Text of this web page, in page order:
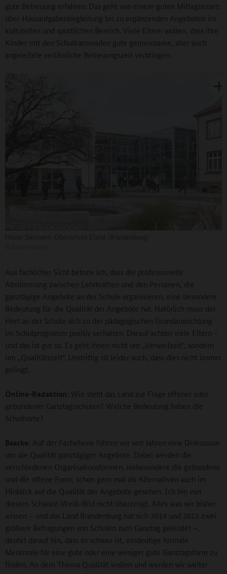
gute Betreuung erfahren. Das geht von einem guten Mittagsessen
über Hausaufgabenbegleitung bis zu ergänzenden Angeboten im
kulturellen und sportlichen Bereich. Viele Eltern wollen, dass ihre
Kinder mit den Schulkameraden gute gemeinsame, aber auch
angeleitete verlässliche Betreuungszeit verbringen.
Aus fachlicher Sicht betone ich, dass die professionelle
Abstimmung zwischen Lehrkräften und den Personen, die
ganztägige Angebote an der Schule organisieren, eine besondere
Bedeutung für die Qualität der Angebote hat. Natürlich muss der
Hort an der Schule sich zu der pädagogischen Grundausrichtung
im Schulprogramm positiv verhalten. Darauf achten viele Eltern –
und das ist gut so. Es geht ihnen nicht um „Verweilzeit“, sondern
um „Qualitätszeit“. Unstrittig ist leider auch, dass dies nicht immer
gelingt.
Online-Redaktion: Wie steht das Land zur Frage offener oder
gebundener Ganztagsschulen? Welche Bedeutung haben die
Schulhorte?
Baaske: Auf der Fachebene führen wir seit Jahren eine Diskussion
um die Qualität ganztägiger Angebote. Dabei werden die
verschiedenen Organisationsformen, insbesondere die gebundene
und die offene Form, schon gern mal als Alternativen auch im
Hinblick auf die Qualität der Angebote gesehen. Ich bin von
diesem Schwarz-Weiß-Bild nicht überzeugt. Alles was wir bisher
wissen – und das Land Brandenburg hat sich 2014 und 2015 zwei
größere Befragungen von Schulen zum Ganztag geleistet –,
deutet darauf hin, dass es schwer ist, eindeutige formale
Merkmale für eine gute oder eine weniger gute Ganztagsform zu
finden. An dem Thema Qualität wollen und werden wir weiter